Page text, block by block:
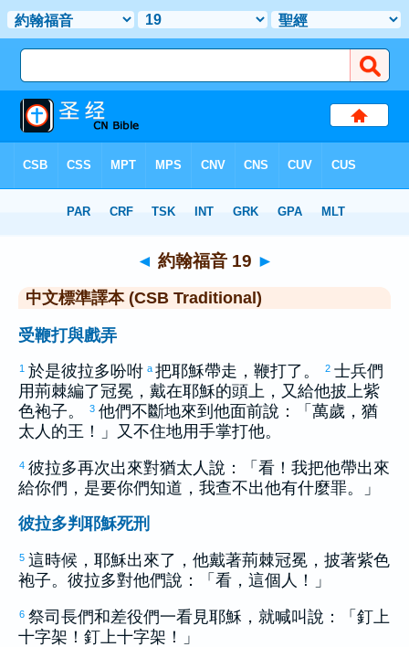
> 約翰福音 19
◄ 約翰福音 19 ►
中文標準譯本 (CSB Traditional)
受鞭打與戲弄
1 於是彼拉多吩咐 a 把耶穌帶走，鞭打了。 2 士兵們
用荊棘編了冠冕，戴在耶穌的頭上，又給他披上紫
色袍子。
3 他們不斷地來到他面前說：「萬歲， 猶
太 人的王！」又不住地用手掌打他。
4 彼拉多再次出來對猶太 人說：「看！我把他帶出來
給你們，是要你們知道，我查不出他有什麼罪。」
彼拉多判耶穌死刑
5 這時候，耶穌出來了，他戴著荊棘冠冕，披著紫色
袍子。 彼拉多對他們說：「看，這個人！」
6 祭司長們和差役們一看見耶穌，就喊叫說：「釘上
十字架！釘上十字架！」